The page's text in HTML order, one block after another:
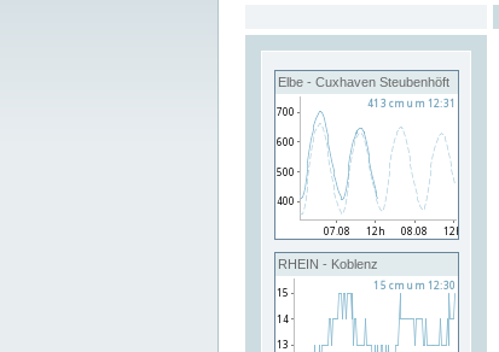
Elbe - Cuxhaven Steubenhöft
RHEIN - Koblenz